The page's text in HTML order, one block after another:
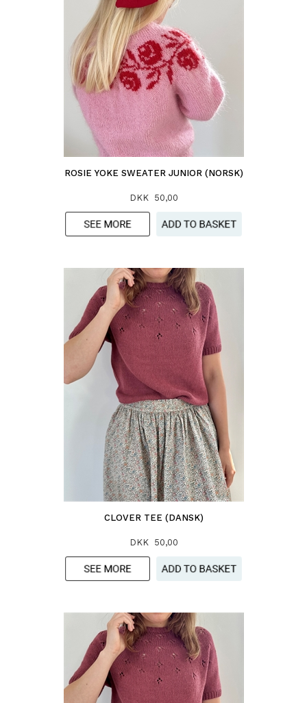
ROSIE YOKE SWEATER JUNIOR (NORSK)
DKK 50,00
CLOVER TEE (DANSK)
DKK 50,00